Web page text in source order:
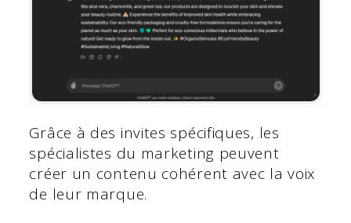
Grâce à des invites spécifiques, les
spécialistes du marketing peuvent
créer un contenu cohérent avec la voix
de leur marque.